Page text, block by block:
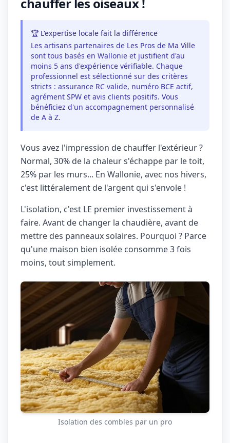
🏆 L'expertise locale fait la différence
Les artisans partenaires de Les Pros de Ma Ville
sont tous basés en Wallonie et justifient d'au
moins 5 ans d'expérience vérifiable. Chaque
professionnel est sélectionné sur des critères
stricts : assurance RC valide, numéro BCE actif,
agrément SPW et avis clients positifs. Vous
bénéficiez d'un accompagnement personnalisé
de A à Z.
Vous avez l'impression de chauffer l'extérieur ?
Normal, 30% de la chaleur s'échappe par le toit,
25% par les murs... En Wallonie, avec nos hivers,
c'est littéralement de l'argent qui s'envole !
L'isolation, c'est LE premier investissement à
faire. Avant de changer la chaudière, avant de
mettre des panneaux solaires. Pourquoi ? Parce
qu'une maison bien isolée consomme 3 fois
moins, tout simplement.
Isolation des combles par un pro